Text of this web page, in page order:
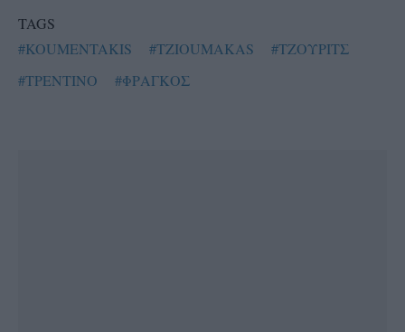
TAGS
#KOUMENTAKIS
#TZIOUMAKAS
#ΤΖΟΥΡΙΤΣ
#ΤΡΕΝΤΙΝΟ
#ΦΡΑΓΚΟΣ